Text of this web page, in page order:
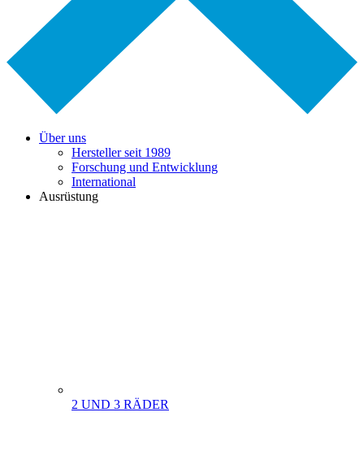
Über uns
Hersteller seit 1989
Forschung und Entwicklung
International
Ausrüstung
2 UND 3 RÄDER